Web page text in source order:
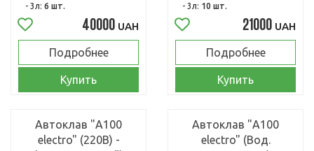
- 3л: 6 шт.
40000 UAH
Подробнее
Купить
- 3л: 10 шт.
21000 UAH
Подробнее
Купить
Автоклав "А100
electro" (220В) -
Автоклав "А100
electro" (Вод.